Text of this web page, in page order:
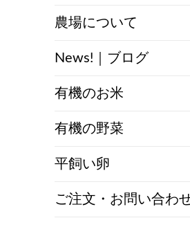
農場について
News!｜ブログ
有機のお米
有機の野菜
平飼い卵
ご注文・お問い合わ